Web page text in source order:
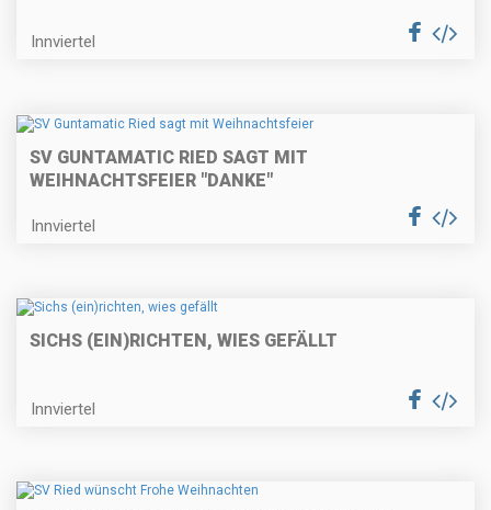
Innviertel
SV GUNTAMATIC RIED SAGT MIT
WEIHNACHTSFEIER "DANKE"
Innviertel
SICHS (EIN)RICHTEN, WIES GEFÄLLT
Innviertel